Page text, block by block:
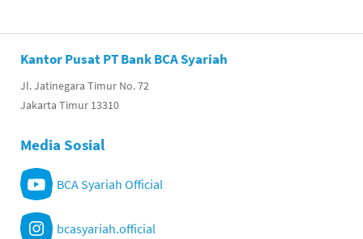
Kantor Pusat PT Bank BCA Syariah
Jl. Jatinegara Timur No. 72
Jakarta Timur 13310
Media Sosial
BCA Syariah Official
bcasyariah.official